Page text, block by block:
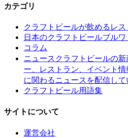
カテゴリ
クラフトビールが飲めるレス
日本のクラフトビールブルワ
コラム
ニュース クラフトビールの
ー、レストラン、イベント
に関わるニュースを配信して
クラフトビール用語集
サイトについて
運営会社